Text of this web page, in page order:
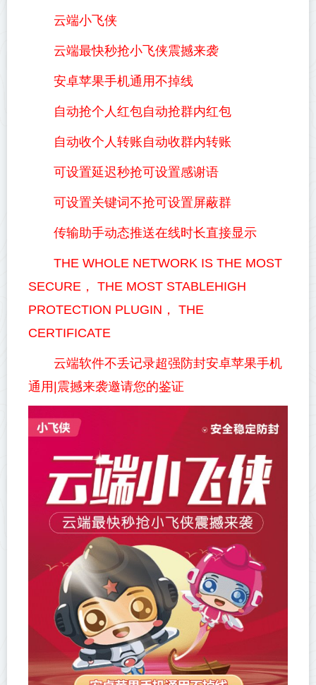
云端小飞侠
云端最快秒抢小飞侠震撼来袭
安卓苹果手机通用不掉线
自动抢个人红包自动抢群内红包
自动收个人转账自动收群内转账
可设置延迟秒抢可设置感谢语
可设置关键词不抢可设置屏蔽群
传输助手动态推送在线时长直接显示
THE WHOLE NETWORK IS THE MOST
SECURE， THE MOST STABLEHIGH
PROTECTION PLUGIN， THE
CERTIFICATE
云端软件不丢记录超强防封安卓苹果手机
通用|震撼来袭邀请您的鉴证